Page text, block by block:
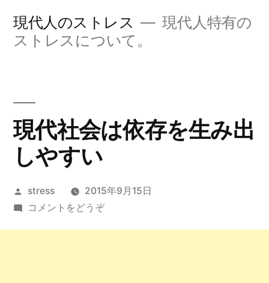
現代人のストレス
現代人特有の
ストレスについて。
現代社会は依存を生み出
しやすい
投
稿
stress
2015年9月15日
コメントをどうぞ(現